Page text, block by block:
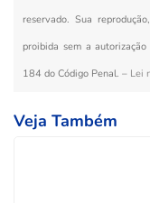
reservado. Sua
proibida sem a
184 do Código Penal. – Lei
Veja Também